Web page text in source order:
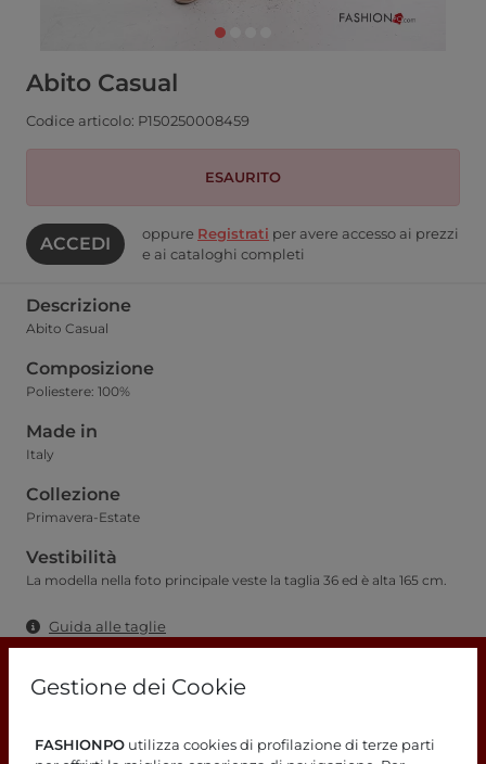
Gestione dei Cookie
FASHIONPO utilizza cookies di profilazione di terze parti
Abito Casual
Codice articolo: P150250008459
ESAURITO
ACCEDI oppure Registrati per avere accesso ai prezzi
e ai cataloghi completi
Descrizione
Abito Casual
Composizione
Poliestere: 100%
Made in
Italy
Collezione
Primavera-Estate
Vestibilità
La modella nella foto principale veste la taglia 36 ed è alta 165 cm.
Guida alle taglie